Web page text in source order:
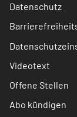
Datenschutz
Videotext
Offene Stellen
Abo kündigen